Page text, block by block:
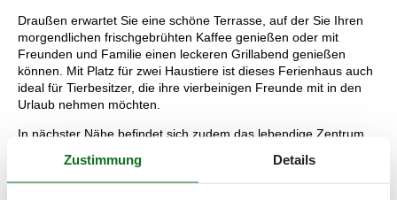
Draußen erwartet Sie eine schöne Terrasse, auf der Sie Ihren
morgendlichen frischgebrühten Kaffee genießen oder mit
Freunden und Familie einen leckeren Grillabend genießen
können. Mit Platz für zwei Haustiere ist dieses Ferienhaus auch
ideal für Tierbesitzer, die ihre vierbeinigen Freunde mit in den
Urlaub nehmen möchten.
In nächster Nähe befindet sich zudem das lebendige Zentrum
Einkaufsmöglichkeiten sowie Restaurants und Cafés auf Sie
warten.
Zustimmung Details